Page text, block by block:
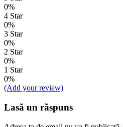
0%
4 Star
0%
3 Star
0%
2 Star
0%
1 Star
0%
(Add your review)
Lasă un răspuns